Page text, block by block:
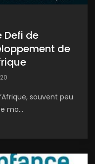
Defi de
de
souvent peu
mo...